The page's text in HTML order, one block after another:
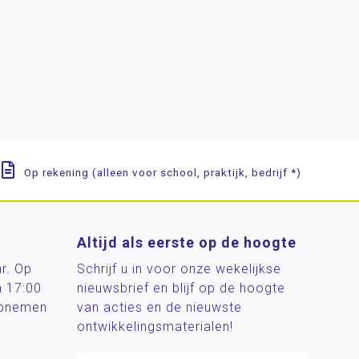
Op rekening (alleen voor school, praktijk, bedrijf *)
Op
17:00
Altijd als eerste op de hoogte
Schrijf u in voor onze wekelijkse
nieuwsbrief en blijf op de hoogte
van acties en de nieuwste
ontwikkelingsmaterialen!